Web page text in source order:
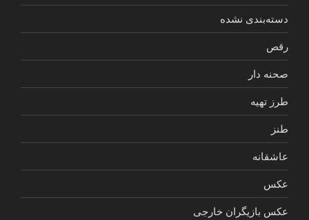
دسته‌بندی نشده
رقص
صحنه دار
طرز تهیه
طنز
عاشقانه
عکس
عکس بازیگران خارجی